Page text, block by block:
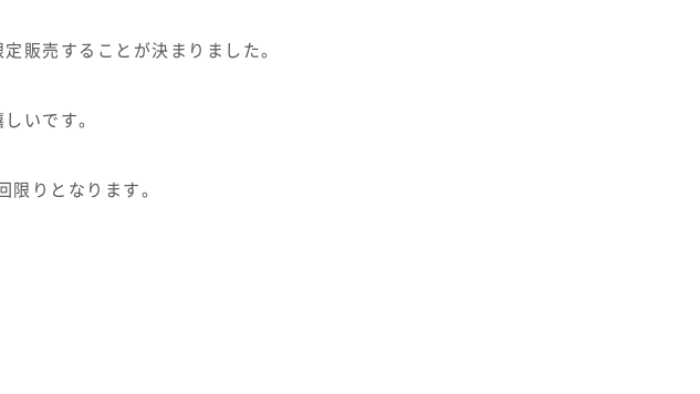
販売することが決まりました。
いです。
りとなります。